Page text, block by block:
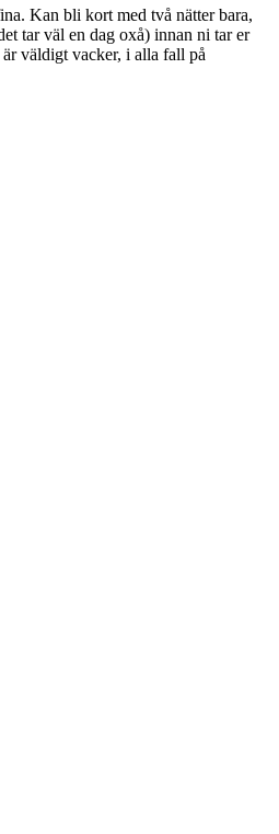
Kan bli kort med två nätter bara,
tar väl en dag oxå) innan ni tar er
väldigt vacker, i alla fall på